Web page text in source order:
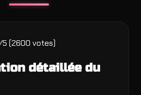
(2600 votes)
détaillée du